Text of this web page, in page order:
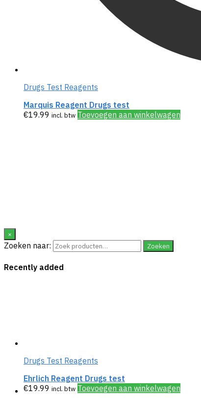
×
Zoeken naar: Zoeken
Recently added
Drugs Test Reagents
Marquis Reagent Drugs test
€19.99 incl. btw Toevoegen aan winkelwagen
Drugs Test Reagents
Ehrlich Reagent Drugs test
€19.99 incl. btw Toevoegen aan winkelwagen